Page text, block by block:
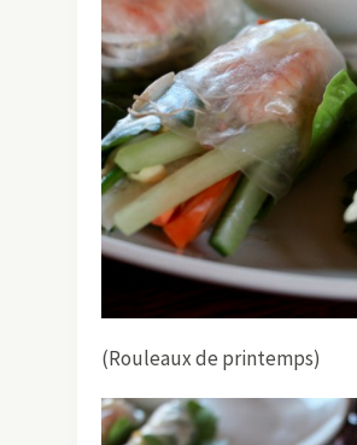
(Rouleaux de printemps)